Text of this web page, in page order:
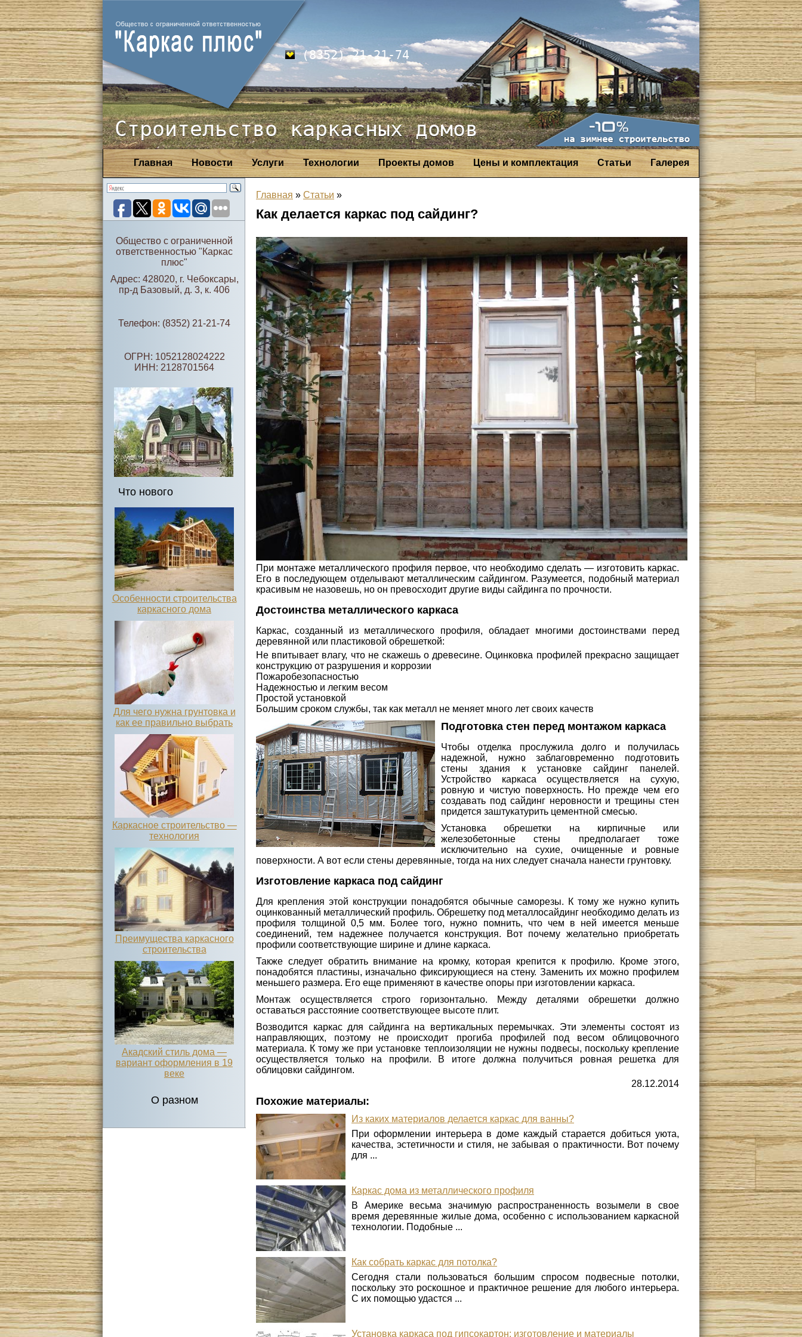
(8352) 21-21-74
Строительство каркасных домов
Галерея
Статьи
Цены и комплектация
Проекты домов
Технологии
Услуги
Новости
Главная
Общество с ограниченной
ответственностью "Каркас
плюс"
Адрес: 428020, г. Чебоксары,
пр-д Базовый, д. 3, к. 406
Телефон: (8352) 21-21-74
ОГРН: 1052128024222
ИНН: 2128701564
Что нового
Особенности строительства
каркасного дома
Для чего нужна грунтовка и
как ее правильно выбрать
Каркасное строительство —
технология
Преимущества каркасного
строительства
Акадский стиль дома —
вариант оформления в 19
веке
О разном
Главная » Статьи »
Как делается каркас под сайдинг?
При монтаже металлического профиля первое, что необходимо сделать — изготовить каркас.
Его в последующем отделывают металлическим сайдингом. Разумеется, подобный материал
красивым не назовешь, но он превосходит другие виды сайдинга по прочности.
Достоинства металлического каркаса
Каркас, созданный из металлического профиля, обладает многими достоинствами перед
деревянной или пластиковой обрешеткой:
Не впитывает влагу, что не скажешь о древесине. Оцинковка профилей прекрасно защищает
конструкцию от разрушения и коррозии
Пожаробезопасностью
Надежностью и легким весом
Простой установкой
Большим сроком службы, так как металл не меняет много лет своих качеств
Подготовка стен перед монтажом каркаса
Чтобы отделка прослужила долго и получилась
надежной, нужно заблаговременно подготовить
стены здания к установке сайдинг панелей.
Устройство каркаса осуществляется на сухую,
ровную и чистую поверхность. Но прежде чем его
создавать под сайдинг неровности и трещины стен
придется заштукатурить цементной смесью.
Установка обрешетки на кирпичные или
железобетонные стены предполагает тоже
исключительно на сухие, очищенные и ровные
поверхности. А вот если стены деревянные, тогда на них следует сначала нанести грунтовку.
Изготовление каркаса под сайдинг
Для крепления этой конструкции понадобятся обычные саморезы. К тому же нужно купить
оцинкованный металлический профиль. Обрешетку под металлосайдинг необходимо делать из
профиля толщиной 0,5 мм. Более того, нужно помнить, что чем в ней имеется меньше
соединений, тем надежнее получается конструкция. Вот почему желательно приобретать
профили соответствующие ширине и длине каркаса.
Также следует обратить внимание на кромку, которая крепится к профилю. Кроме этого,
понадобятся пластины, изначально фиксирующиеся на стену. Заменить их можно профилем
меньшего размера. Его еще применяют в качестве опоры при изготовлении каркаса.
Монтаж осуществляется строго горизонтально. Между деталями обрешетки должно
оставаться расстояние соответствующее высоте плит.
Возводится каркас для сайдинга на вертикальных перемычках. Эти элементы состоят из
направляющих, поэтому не происходит прогиба профилей под весом облицовочного
материала. К тому же при установке теплоизоляции не нужны подвесы, поскольку крепление
осуществляется только на профили. В итоге должна получиться ровная решетка для
облицовки сайдингом.
28.12.2014
Похожие материалы:
Из каких материалов делается каркас для ванны?
При оформлении интерьера в доме каждый старается добиться уюта,
качества, эстетичности и стиля, не забывая о практичности. Вот почему
для ...
Каркас дома из металлического профиля
В Америке весьма значимую распространенность возымели в свое
время деревянные жилые дома, особенно с использованием каркасной
технологии. Подобные ...
Как собрать каркас для потолка?
Сегодня стали пользоваться большим спросом подвесные потолки,
поскольку это роскошное и практичное решение для любого интерьера.
С их помощью удастся ...
Установка каркаса под гипсокартон: изготовление и материалы